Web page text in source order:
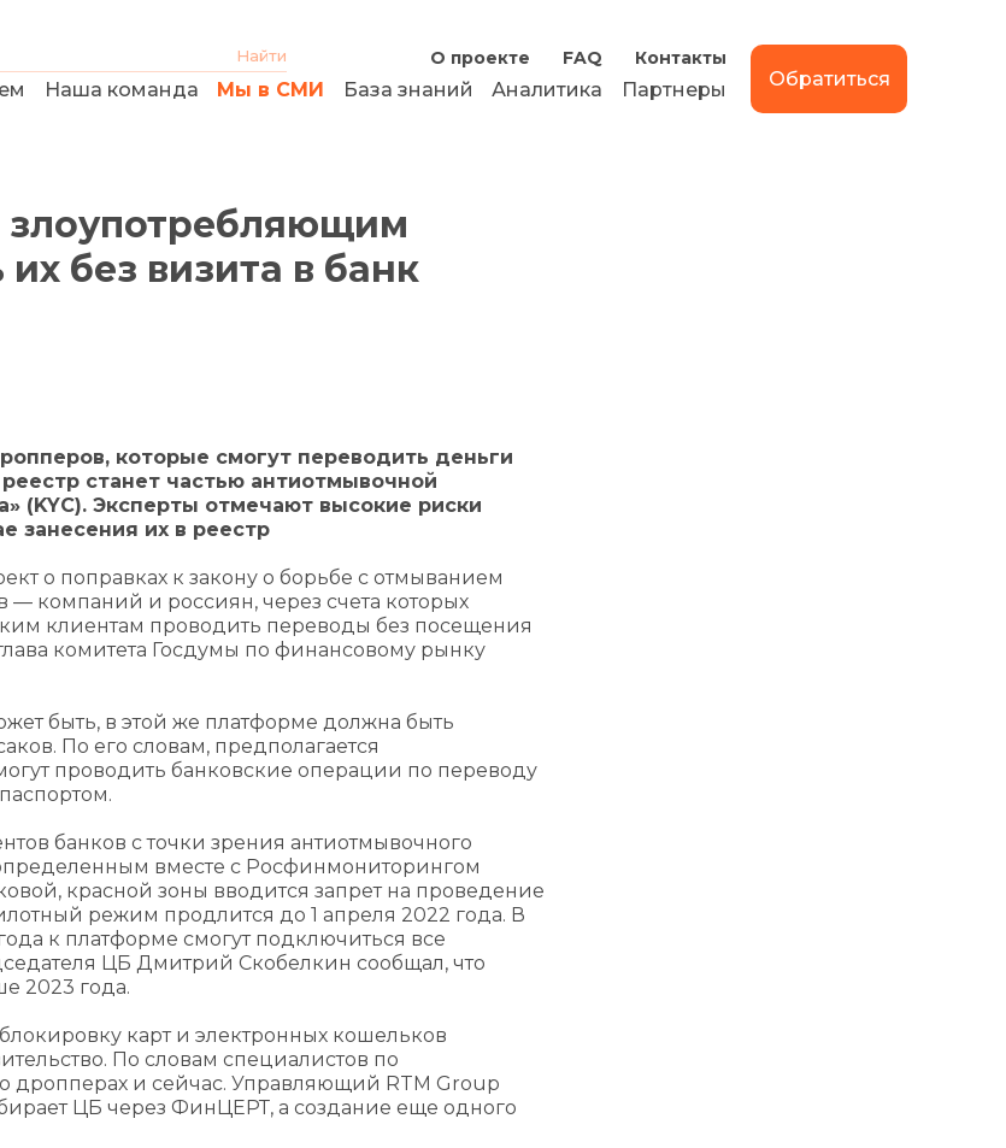
О проекте FAQ Контакты
Наша команда Мы в СМИ База знаний Аналитика Партнеры Обратиться
злоупотребляющим
без визита в банк
которые смогут переводить деньги
станет частью антиотмывочной
(KYC). Эксперты отмечают высокие риски
занесения их в реестр
о поправках к закону о борьбе с отмыванием
— компаний и россиян, через счета которых
клиентам проводить переводы без посещения
комитета Госдумы по финансовому рынку
быть, в этой же платформе должна быть
По его словам, предполагается
проводить банковские операции по переводу
банков с точки зрения антиотмывочного
вместе с Росфинмониторингом
красной зоны вводится запрет на проведение
режим продлится до 1 апреля 2022 года. В
к платформе смогут подключиться все
ЦБ Дмитрий Скобелкин сообщал, что
2023 года.
карт и электронных кошельков
По словам специалистов по
дропперах и сейчас. Управляющий RTM Group
ЦБ через ФинЦЕРТ, а создание еще одного